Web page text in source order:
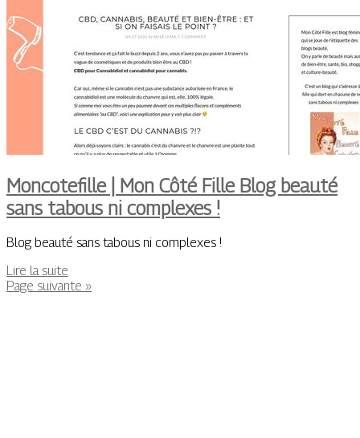
Moncotefille | Mon Côté Fille Blog beauté
sans tabous ni complexes !
Blog beauté sans tabous ni complexes !
Lire la suite
Page suivante »